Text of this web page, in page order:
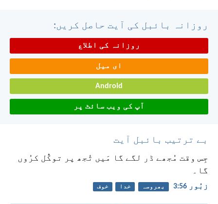
روزانہ بائبل کی آیت حاصل کریں:
روزانہ کی اطلاع
ای میل
Android
آپ کی ویب سائٹ پر
بے ترتیب بائبل آیت
جِس وقت مُجھے ڈر لگے گا
مَیں تُجھ پر توکُّل کرُوں
گا۔
زبُور 56:‏3 بھروسہ خدا خوف